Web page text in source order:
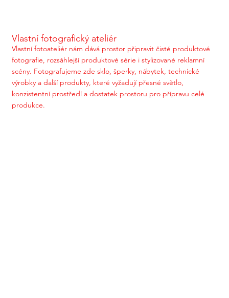
Vlastní fotografický ateliér
Vlastní fotoateliér nám dává prostor připravit čisté produktové
fotografie, rozsáhlejší produktové série i stylizované reklamní
scény. Fotografujeme zde sklo, šperky, nábytek, technické
výrobky a další produkty, které vyžadují přesné světlo,
konzistentní prostředí a dostatek prostoru pro přípravu celé
produkce.